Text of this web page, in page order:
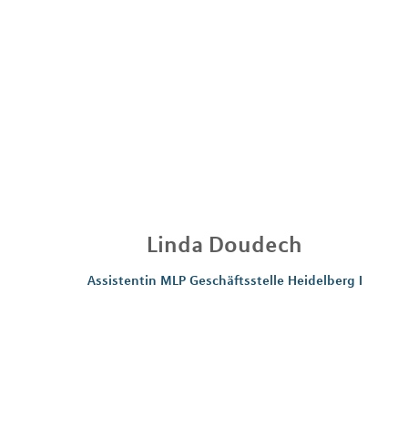
Linda Doudech
Assistentin MLP Geschäftsstelle Heidelberg I